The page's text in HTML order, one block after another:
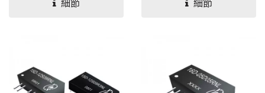
細節
細節